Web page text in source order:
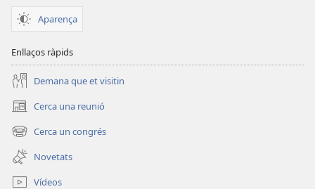
Aparença
Enllaços ràpids
Demana que et visitin
Cerca una reunió
(obre
una
finestra
nova)
Cerca un congrés
(obre
una
finestra
nova)
Novetats
Vídeos